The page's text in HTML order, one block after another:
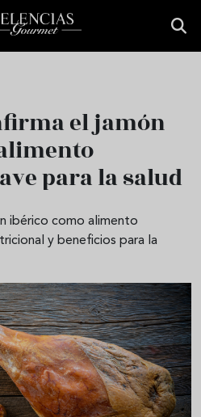
el jamón
para la salud
ibérico como alimento
y beneficios para la